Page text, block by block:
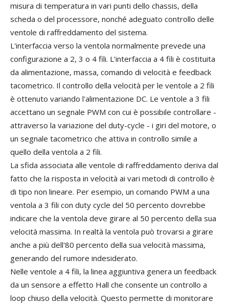
misura di temperatura in vari punti dello chassis, della
scheda o del processore, nonché adeguato controllo delle
ventole di raffreddamento del sistema.
L'interfaccia verso la ventola normalmente prevede una
configurazione a 2, 3 o 4 fili. L'interfaccia a 4 fili è costituita
da alimentazione, massa, comando di velocità e feedback
tacometrico. Il controllo della velocità per le ventole a 2 fili
è ottenuto variando l'alimentazione DC. Le ventole a 3 fili
accettano un segnale PWM con cui è possibile controllare -
attraverso la variazione del duty-cycle - i giri del motore, o
un segnale tacometrico che attiva in controllo simile a
quello della ventola a 2 fili.
La sfida associata alle ventole di raffreddamento deriva dal
fatto che la risposta in velocità ai vari metodi di controllo è
di tipo non lineare. Per esempio, un comando PWM a una
ventola a 3 fili con duty cycle del 50 percento dovrebbe
indicare che la ventola deve girare al 50 percento della sua
velocità massima. In realtà la ventola può trovarsi a girare
anche a più dell'80 percento della sua velocità massima,
generando del rumore indesiderato.
Nelle ventole a 4 fili, la linea aggiuntiva genera un feedback
da un sensore a effetto Hall che consente un controllo a
loop chiuso della velocità. Questo permette di monitorare